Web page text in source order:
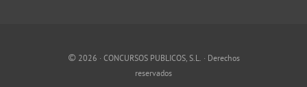
© 2026 · CONCURSOS PUBLICOS, S.L. · Derechos
reservados